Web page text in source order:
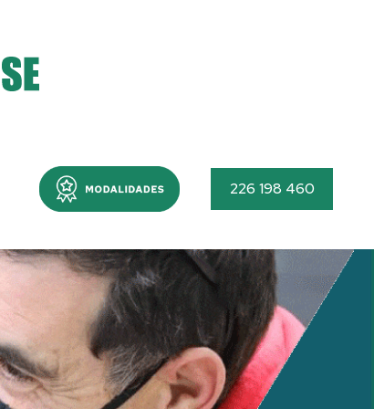
Menu 226 198 460